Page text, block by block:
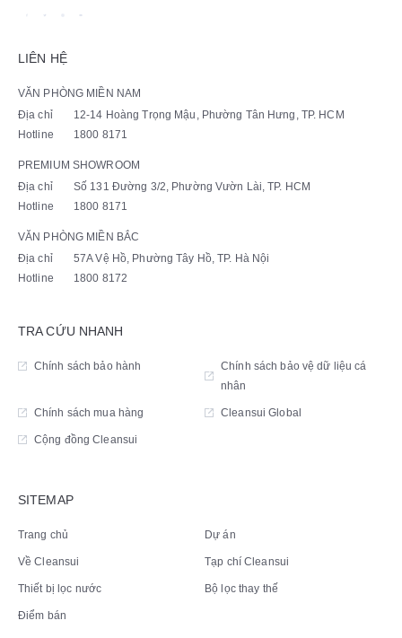
LIÊN HỆ
VĂN PHÒNG MIỀN NAM
Địa chỉ
12-14 Hoàng Trọng Mậu, Phường Tân Hưng, TP. HCM
Hotline
1800 8171
PREMIUM SHOWROOM
Địa chỉ
Số 131 Đường 3/2, Phường Vườn Lài, TP. HCM
Hotline
1800 8171
VĂN PHÒNG MIỀN BẮC
Địa chỉ
57A Vệ Hồ, Phường Tây Hồ, TP. Hà Nội
Hotline
1800 8172
TRA CỨU NHANH
Chính sách bảo hành
Chính sách bảo vệ dữ liệu cá
nhân
Chính sách mua hàng Cleansui Global
Cộng đồng Cleansui
SITEMAP
Trang chủ Dự án
Về Cleansui Tạp chí Cleansui
Thiết bị lọc nước Bộ lọc thay thế
Điểm bán